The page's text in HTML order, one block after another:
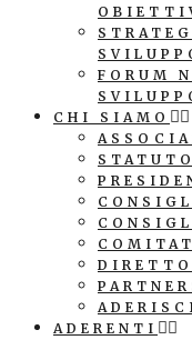
FORUM
CHI SIAMO
STATUTO
ADERENTI